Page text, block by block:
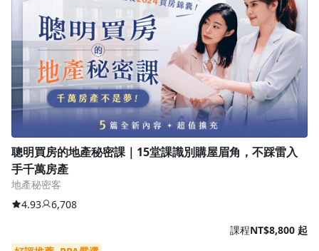
聰明買房的地產秘密課｜15堂課識別購屋眉角，不踩雷入
手千萬房產
地產秘密客
4.93
6,708
課程NT$8,800 起
沒有待播放的清單
去逛逛